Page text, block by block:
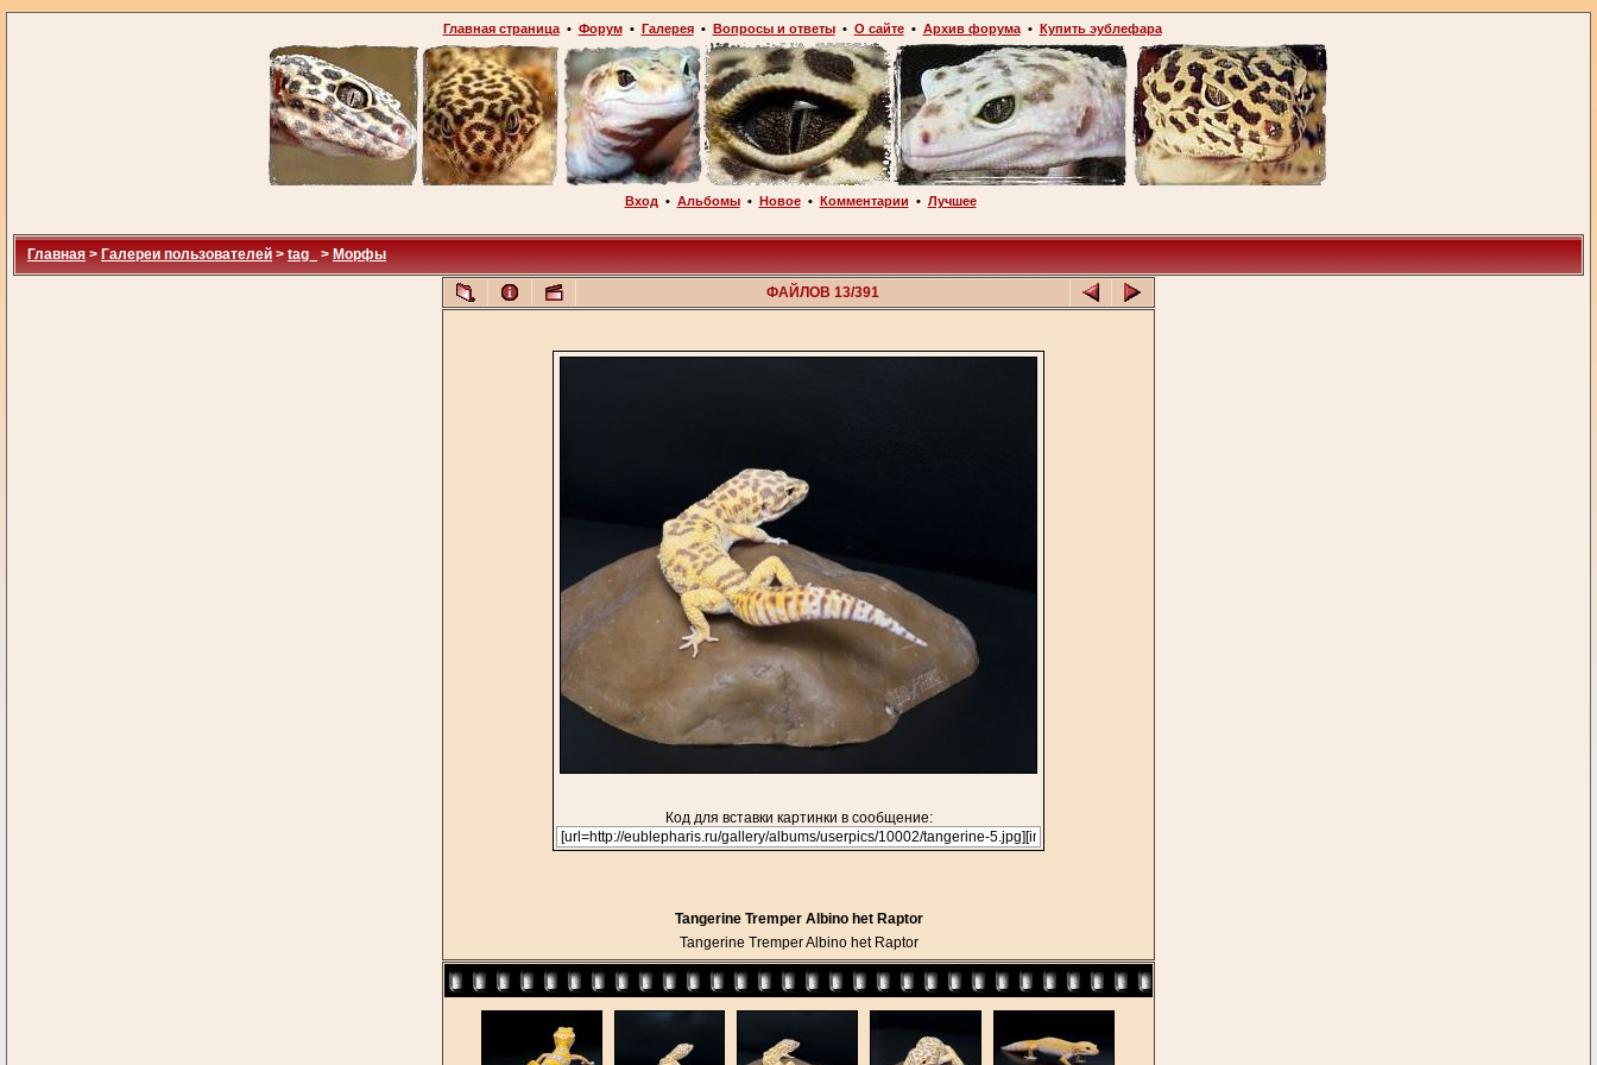
Главная страница• Форум• Галерея• Вопросы и ответы• О сайте• Архив форума• Купить эублефара
Вход • Альбомы• Новое• Комментарии • Лучшее
Главная > Галереи пользователей > tag_ > Морфы
ФАЙЛОВ 13/391
Код для вставки картинки в сообщение:
Tangerine Tremper Albino het Raptor
Tangerine Tremper Albino het Raptor